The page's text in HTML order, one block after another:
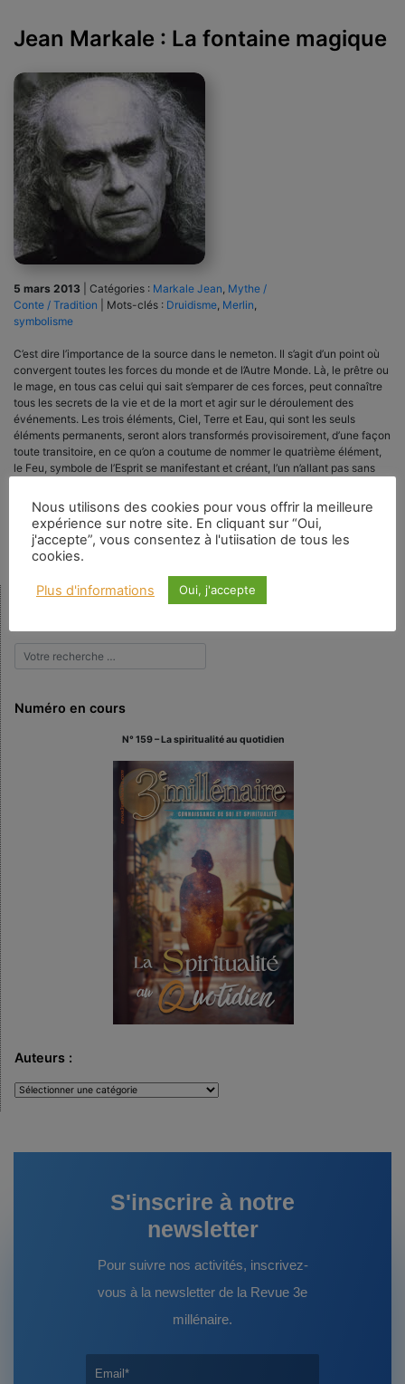
Jean Markale : La fontaine magique
5 mars 2013 Catégories : Markale Jean Mythe /
Conte / Tradition
Mots-clés : Druidisme Merlin
symbolisme
C’est dire l’importance de la source dans le nemeton. Il s’agit d’un point où
convergent toutes les forces du monde et de l’Autre Monde. Là, le prêtre ou
le mage, en tous cas celui qui sait s’emparer de ces forces, peut connaître
tous les secrets de la vie et de la mort et agir sur le déroulement des
événements. Les trois éléments, Ciel, Terre et Eau, qui sont les seuls
éléments permanents, seront alors transformés provisoirement, d’une façon
toute transitoire, en ce qu’on a coutume de nommer le quatrième élément,
le Feu, symbole de l’Esprit se manifestant et créant, l’un n’allant pas sans
manifestation requiert l’apparition d’un contraire grâce auquel l’être prend
conscience de son existence.
Numéro en cours
N° 159 – La spiritualité au quotidien
Auteurs :
Auteurs
:
S'inscrire à notre
newsletter
Pour suivre nos activités, inscrivez-
vous à la newsletter de la Revue 3e
millénaire.
Nous utilisons des cookies pour vous offrir la meilleure
expérience sur notre site. En cliquant sur “Oui,
j'accepte”, vous consentez à l'utiisation de tous les
cookies.
Plus d'informations Oui, j'accepte